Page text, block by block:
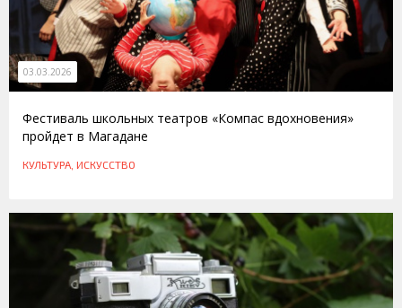
03.03.2026
Фестиваль школьных театров «Компас вдохновения»
пройдет в Магадане
КУЛЬТУРА, ИСКУССТВО